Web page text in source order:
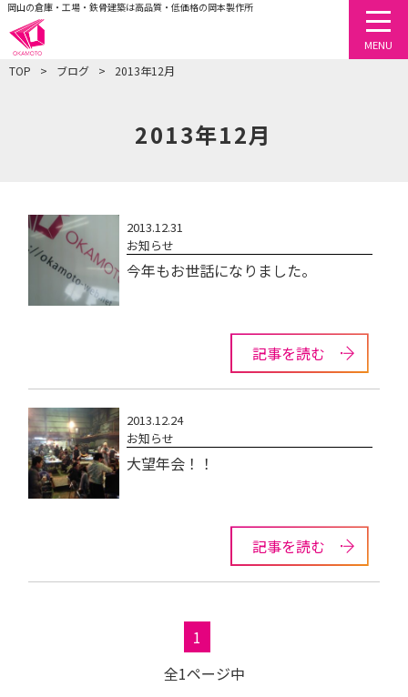
岡山の倉庫・工場・鉄骨建築は高品質・低価格の岡本製作所
TOP ブログ 2013年12月
MENU
2013年12月
2013.12.31
お知らせ
今年もお世話になりました。
記事を読む
2013.12.24
お知らせ
大望年会！！
記事を読む
1
全1ページ中